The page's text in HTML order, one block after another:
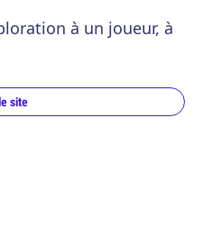
à un joueur, à
site